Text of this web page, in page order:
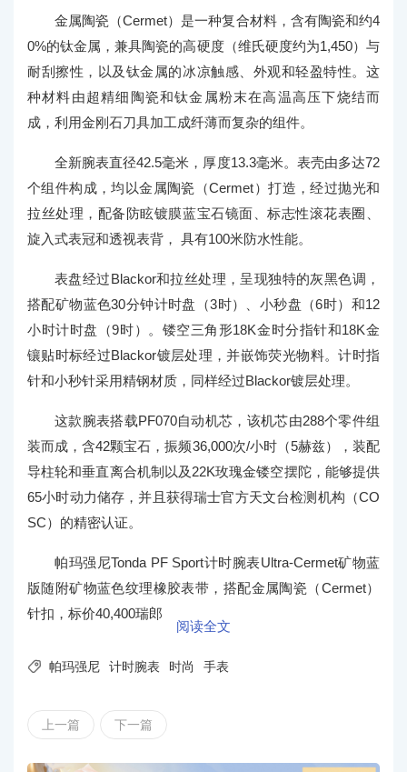
金属陶瓷（Cermet）是一种复合材料，含有陶瓷和约4
0%的钛金属，兼具陶瓷的高硬度（维氏硬度约为1,450）与
耐刮擦性，以及钛金属的冰凉触感、外观和轻盈特性。这
种材料由超精细陶瓷和钛金属粉末在高温高压下烧结而
成，利用金刚石刀具加工成纤薄而复杂的组件。
全新腕表直径42.5毫米，厚度13.3毫米。表壳由多达72
个组件构成，均以金属陶瓷（Cermet）打造，经过抛光和
拉丝处理，配备防眩镀膜蓝宝石镜面、标志性滚花表圈、
旋入式表冠和透视表背， 具有100米防水性能。
表盘经过Blackor和拉丝处理，呈现独特的灰黑色调，
搭配矿物蓝色30分钟计时盘（3时）、小秒盘（6时）和12
小时计时盘（9时）。镂空三角形18K金时分指针和18K金
镶贴时标经过Blackor镀层处理，并嵌饰荧光物料。计时指
针和小秒针采用精钢材质，同样经过Blackor镀层处理。
这款腕表搭载PF070自动机芯，该机芯由288个零件组
装而成，含42颗宝石，振频36,000次/小时（5赫兹），装配
导柱轮和垂直离合机制以及22K玫瑰金镂空摆陀，能够提供
65小时动力储存，并且获得瑞士官方天文台检测机构（CO
SC）的精密认证。
帕玛强尼Tonda PF Sport计时腕表Ultra-Cermet矿物蓝
版随附矿物蓝色纹理橡胶表带，搭配金属陶瓷（Cermet）
针扣，标价40,400瑞郎
阅读全文
 帕玛强尼 计时腕表 时尚 手表
上一篇 下一篇